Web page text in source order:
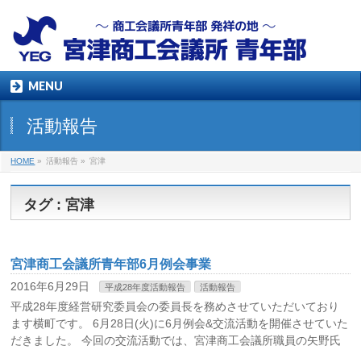
MENU
活動報告
HOME » 活動報告 » 宮津
タグ : 宮津
宮津商工会議所青年部6月例会事業
2016年6月29日 平成28年度活動報告 活動報告
平成28年度経営研究委員会の委員長を務めさせていただいており
ます横町です。 6月28日(火)に6月例会&交流活動を開催させていた
だきました。 今回の交流活動では、宮津商工会議所職員の矢野氏